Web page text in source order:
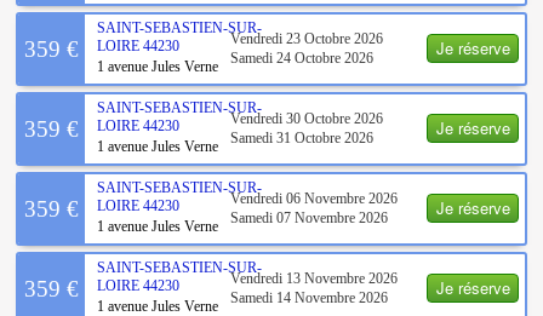
Je réserve
359 €
SAINT-SEBASTIEN-SUR-
LOIRE 44230
1 avenue Jules Verne
Vendredi 23 Octobre 2026
Samedi 24 Octobre 2026
Je réserve
359 €
SAINT-SEBASTIEN-SUR-
LOIRE 44230
1 avenue Jules Verne
Vendredi 30 Octobre 2026
Samedi 31 Octobre 2026
Je réserve
359 €
SAINT-SEBASTIEN-SUR-
LOIRE 44230
1 avenue Jules Verne
Vendredi 06 Novembre 2026
Samedi 07 Novembre 2026
Je réserve
359 €
SAINT-SEBASTIEN-SUR-
LOIRE 44230
1 avenue Jules Verne
Vendredi 13 Novembre 2026
Samedi 14 Novembre 2026